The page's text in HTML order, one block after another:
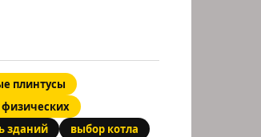
плинтусы
физических
зданий
выбор котла